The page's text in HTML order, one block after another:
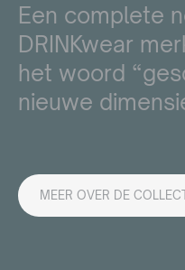
Een complete
DRINKwear
het woord
nieuwe
MEER OVER DE